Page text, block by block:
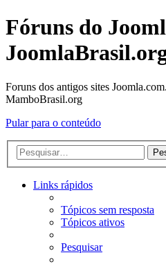
Fóruns do
Foruns dos antigos sites
MamboBrasil.org
Pular para o conteúdo
Links rápidos
Tópicos sem resposta
Tópicos ativos
Pesquisar